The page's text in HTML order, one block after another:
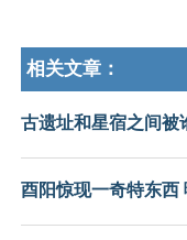
相关文章：
古遗址和星宿之间被
酉阳惊现一奇特东西